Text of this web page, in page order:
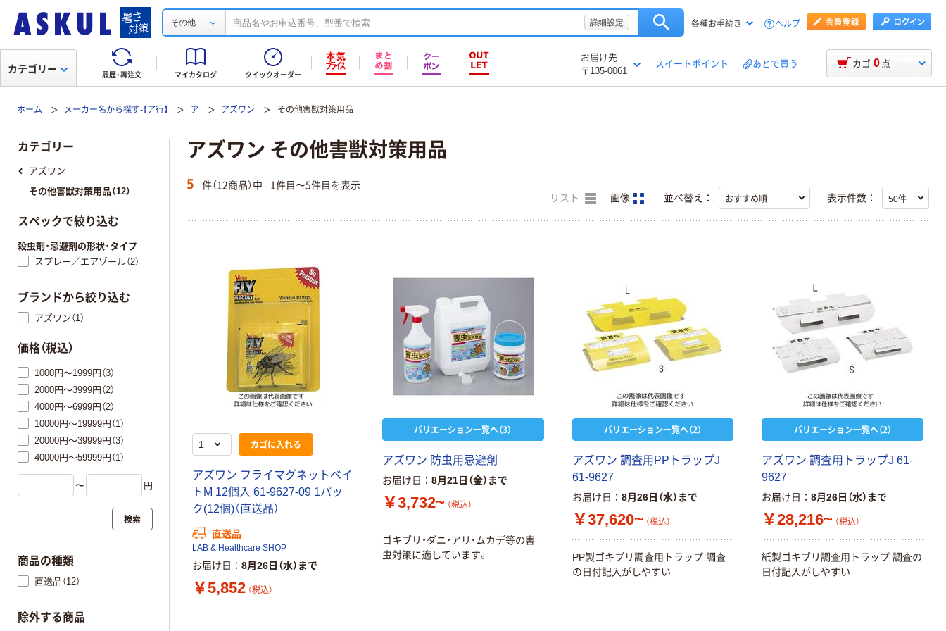
その他... 詳細設定 各種お手続き ヘルプ
履歴・再注文 マイカタログ クイックオーダー
お届け先
〒135-0061
スイートポイント あとで買う
カテゴリー カゴ 0 点
ホーム メーカー名から探す-【ア行】 ア アズワン その他害獣対策用品
アズワン その他害獣対策用品
5 件（12商品）中 1件目〜5件目を表示
リスト 画像 並べ替え： 表示件数：
カゴに入れる
アズワン フライマグネットベイ
トM 12個入 61-9627-09 1パッ
ク(12個)（直送品）
直送品
LAB & Healthcare SHOP
お届け日 8月26日（水）まで
￥5,852 （税込）
バリエーション一覧へ（3）
アズワン 防虫用忌避剤
お届け日 8月21日（金）まで
￥3,732~ （税込）
ゴキブリ・ダニ・アリ・ムカデ等の害
虫対策に適しています。
バリエーション一覧へ（2）
アズワン 調査用PPトラップJ
61-9627
お届け日 8月26日（水）まで
￥37,620~ （税込）
PP製ゴキブリ調査用トラップ 調査
の日付記入がしやすい
バリエーション一覧へ（2）
アズワン 調査用トラップJ 61-
9627
お届け日 8月26日（水）まで
￥28,216~ （税込）
紙製ゴキブリ調査用トラップ 調査の
日付記入がしやすい
カテゴリー
アズワン
その他害獣対策用品（12）
スペックで絞り込む
殺虫剤・忌避剤の形状・タイプ
スプレー／エアゾール（2）
ブランドから絞り込む
アズワン（1）
価格（税込）
1000円～1999円（3）
2000円～3999円（2）
4000円～6999円（2）
10000円～19999円（1）
20000円～39999円（3）
40000円～59999円（1）
〜 円
検索
商品の種類
直送品（12）
除外する商品